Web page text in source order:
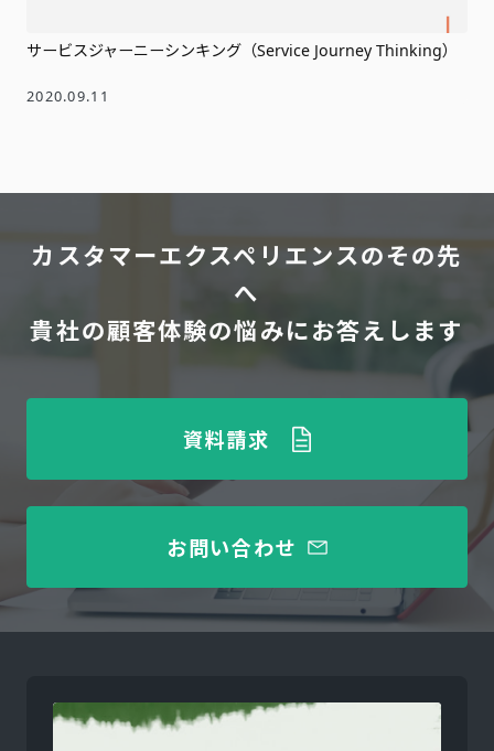
サービスジャーニーシンキング（Service Journey Thinking）
2020.09.11
カスタマーエクスペリエンスのその先
へ
貴社の顧客体験の悩みにお答えします
資料請求
お問い合わせ